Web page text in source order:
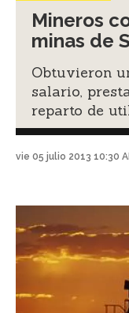
Mineros
minas de
Obtuvieron
salario,
reparto de
vie 05 julio 2013 10:30